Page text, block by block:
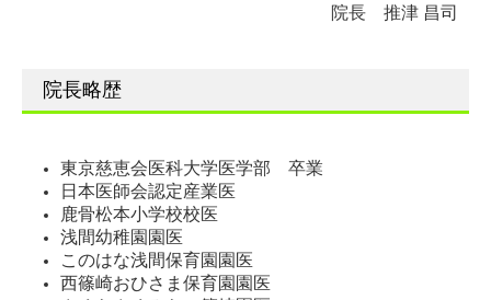
院長 推津 昌司
院長略歴
東京慈恵会医科大学医学部 卒業
日本医師会認定産業医
鹿骨松本小学校校医
浅間幼稚園園医
このはな浅間保育園園医
西篠崎おひさま保育園園医